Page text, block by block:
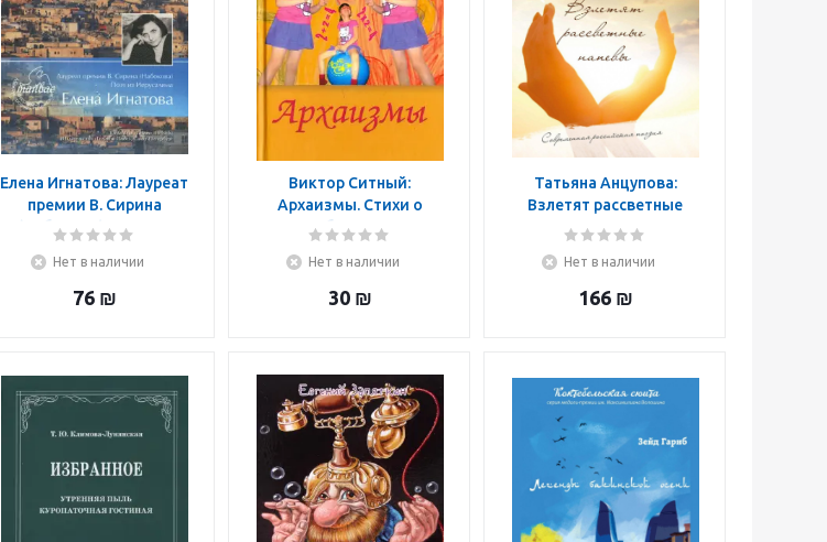
Елена Игнатова: Лауреат
премии В. Сирина
(Набокова). Поэт из
Игнатова. Тяжелый свет
Нет в наличии
76₪
Виктор Ситный:
Архаизмы. Стихи о
бытие
Нет в наличии
30₪
Татьяна Анцупова:
Взлетят рассветные
напевы
Нет в наличии
166₪